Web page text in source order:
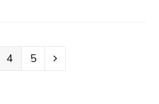
Seite
4 Seite
5